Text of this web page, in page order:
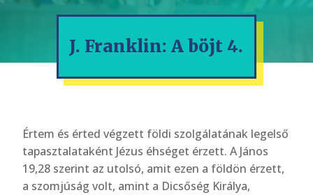
J. Franklin: A böjt 4.
Értem és érted végzett földi szolgálatának legelső
tapasztalataként Jézus éhséget érzett. A János
19,28 szerint az utolsó, amit ezen a földön érzett,
a szomjúság volt, amint a Dicsőség Királya,